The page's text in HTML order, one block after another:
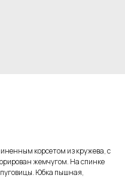
корсетом из кружева, с
жемчугом. На спинке
Юбка пышная,